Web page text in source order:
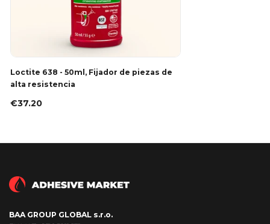
Loctite 638 - 50ml, Fijador de piezas de
alta resistencia
€37.20
BAA GROUP GLOBAL s.r.o.